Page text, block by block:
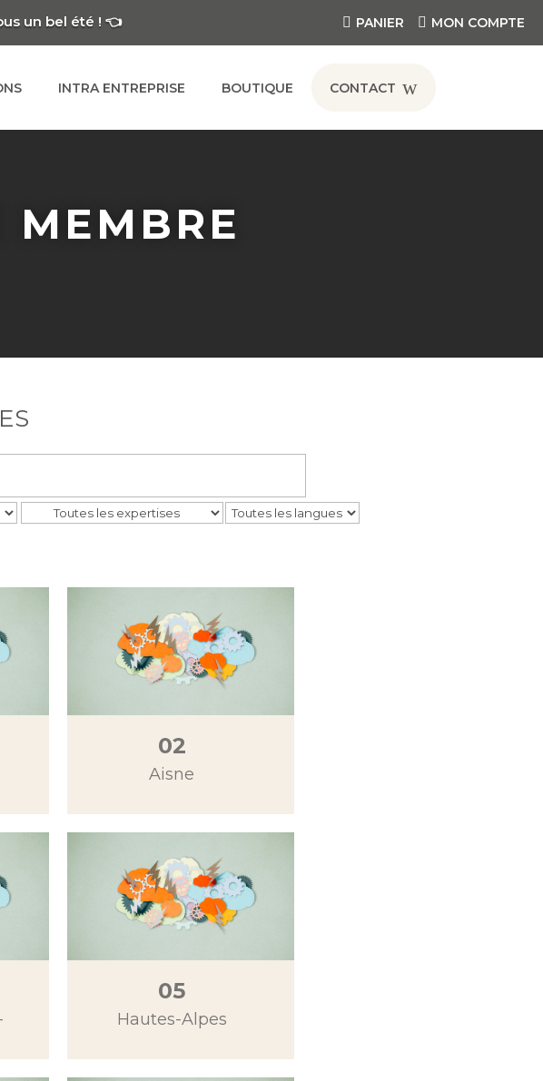
un bel été ! 👈  PANIER  MON COMPTE
INTRA ENTREPRISE BOUTIQUE w
CONTACT
MEMBRE
02
Aisne
05
Hautes-Alpes